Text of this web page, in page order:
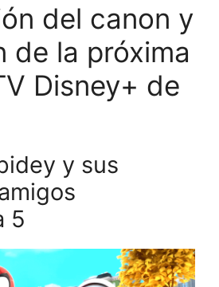
del canon y
de la próxima
Disney+ de
y sus
5